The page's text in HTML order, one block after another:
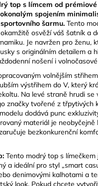
top s límcem od
spojením
šarmu. Tento
osvěží váš šatník a
Je navržen pro ženu,
s originálním detailem a
nošení i
volnějším
výstřihem do V, který
Na levé straně hrudi se
značky tvořené z třpytivých
dodává punc
materiál je neobyčejně
bezkonkurenční
Tento modrý top s límečkem
a ideální pro styl „smart
denimovými kalhotami a
look. Pokud chcete